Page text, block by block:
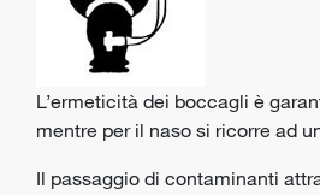
L’ermeticità dei boccagli è
mentre per il naso si ricorre ad
Il passaggio di contaminanti